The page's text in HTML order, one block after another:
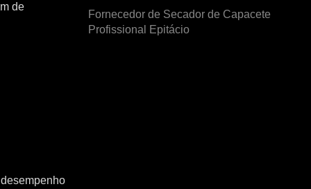
de
Fornecedor de Secador de Capacete
Profissional Epitácio